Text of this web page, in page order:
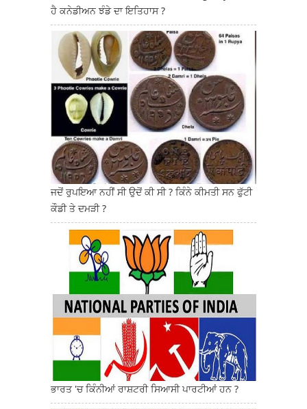
ਹੈ ਕਨੇਡੀਅਨ ਝੰਡੇ ਦਾ ਇਤਿਹਾਸ ?
ਜਦੋਂ ਰੁਪਇਆ ਨਹੀਂ ਸੀ ਉਦੋਂ ਕੀ ਸੀ ? ਕਿੰਨੇ ਕੀਮਤੀ ਸਨ ਫੁੱਟੀ
ਕੌਡੀ ਤੇ ਦਮੜੀ ?
ਭਾਰਤ 'ਚ ਕਿੰਨੀਆਂ ਰਾਸ਼ਟਰੀ ਸਿਆਸੀ ਪਾਰਟੀਆਂ ਹਨ ?